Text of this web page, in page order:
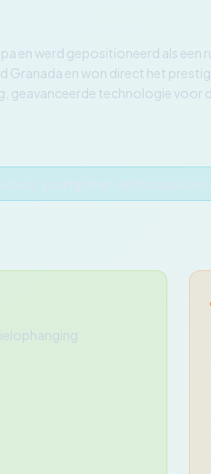
en werd gepositioneerd als
en won direct het
geavanceerde technologie